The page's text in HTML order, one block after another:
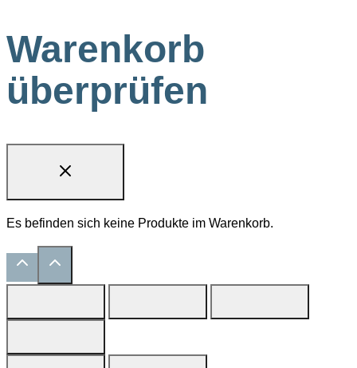
Warenkorb
überprüfen
Es befinden sich keine Produkte im Warenkorb.